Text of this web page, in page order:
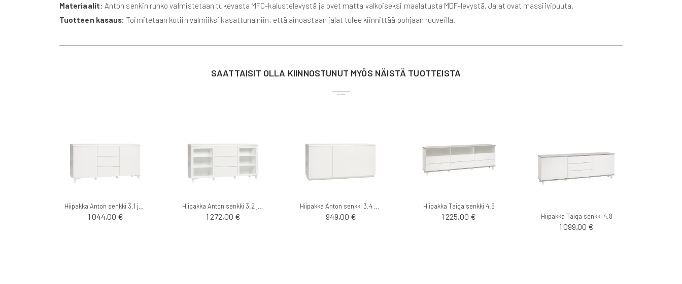
Materiaalit: Anton senkin runko valmistetaan tukevasta MFC-kalustelevystä ja ovet matta valkoiseksi maalatusta MDF-levystä. Jalat ovat massiivipuuta.
Tuotteen kasaus: Toimitetaan kotiin valmiiksi kasattuna niin, että ainoastaan jalat tulee kiinnittää pohjaan ruuveilla.
SAATTAISIT OLLA KIINNOSTUNUT MYÖS NÄISTÄ TUOTTEISTA
1 044,00 € 1 272,00 € 949,00 €
Hiipakka Taiga senkki 4.6
1 225,00 € Hiipakka Taiga senkki 4.8
1 099,00 €